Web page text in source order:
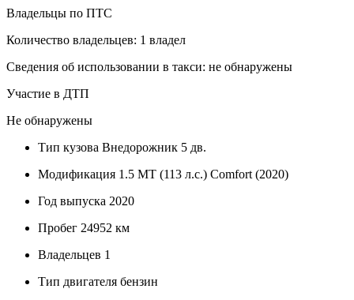
Владельцы по ПТС
Количество владельцев: 1 владел
Сведения об использовании в такси: не обнаружены
Участие в ДТП
Не обнаружены
Тип кузова Внедорожник 5 дв.
Модификация 1.5 MT (113 л.с.) Comfort (2020)
Год выпуска 2020
Пробег 24952 км
Владельцев 1
Тип двигателя бензин